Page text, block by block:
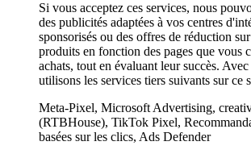
Si vous acceptez ces services, nous
des publicités adaptées à vos centres
sponsorisés ou des offres de réduction
produits en fonction des pages que vous
achats, tout en évaluant leur succès.
utilisons les services tiers suivants sur ce
Meta-Pixel, Microsoft Advertising,
(RTBHouse), TikTok Pixel,
basées sur les clics, Ads Defender